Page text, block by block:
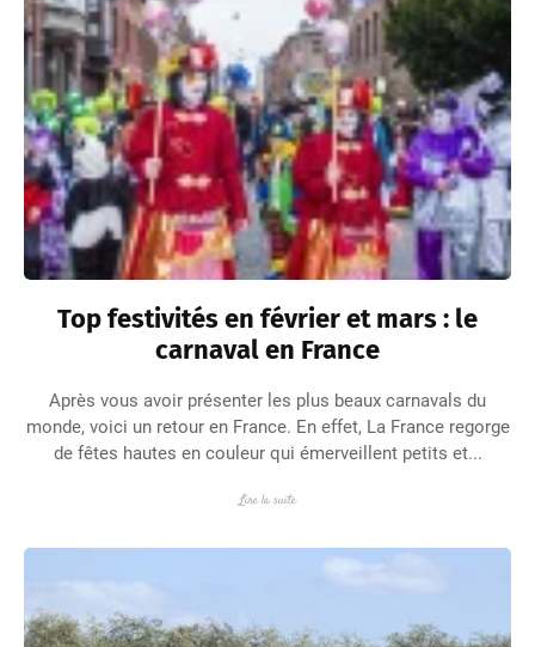
Top festivités en février et mars : le
carnaval en France
Après vous avoir présenter les plus beaux carnavals du
monde, voici un retour en France. En effet, La France regorge
de fêtes hautes en couleur qui émerveillent petits et...
Lire la suite